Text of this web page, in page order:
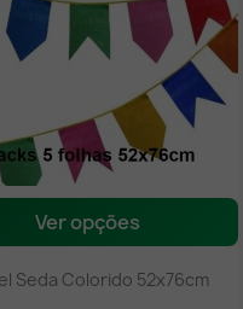
Ver opções
Seda Colorido 52x76cm